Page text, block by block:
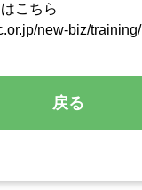
こちら
new-biz/training/
戻る